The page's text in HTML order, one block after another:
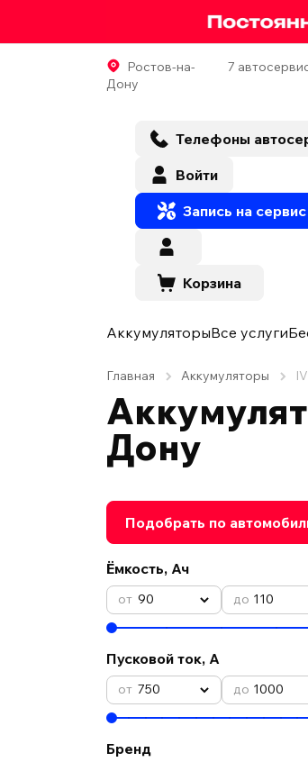
Ростов-на-
Дону
7
Телефоны
Войти
Запись на сервис
Корзина
АккумуляторыВсе услуги
Главная Аккумуляторы
Дону
Подобрать по
Ёмкость, Ач
90 110
Пусковой ток, А
750 1000
Бренд